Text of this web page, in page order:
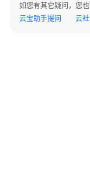
专
班
如您有其它疑问，您
云宝助手提问
云